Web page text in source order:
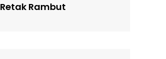
Retak Rambut